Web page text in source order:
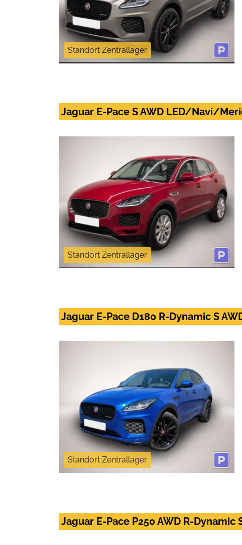
Standort Zentrallager
Jaguar E-Pace S AWD LED/Navi/
Standort Zentrallager
Jaguar E-Pace D180 R-Dynamic S
Standort Zentrallager
Jaguar E-Pace P250 AWD R-Dynamic